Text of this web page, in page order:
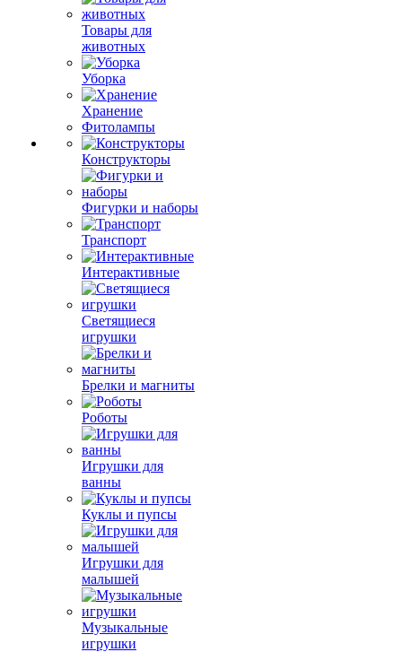
Товары для
животных
Уборка
Хранение
Фитолампы
Конструкторы
Фигурки и наборы
Транспорт
Интерактивные
Светящиеся
игрушки
Брелки и магниты
Роботы
Игрушки для
ванны
Куклы и пупсы
Игрушки для
малышей
Музыкальные
игрушки